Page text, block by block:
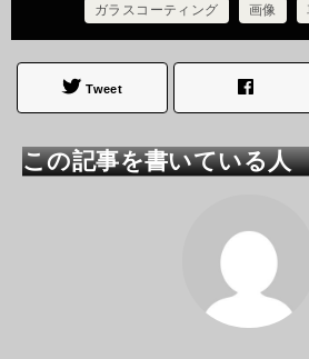
ガラスコーティング 画像
Tweet
この記事を書いている人